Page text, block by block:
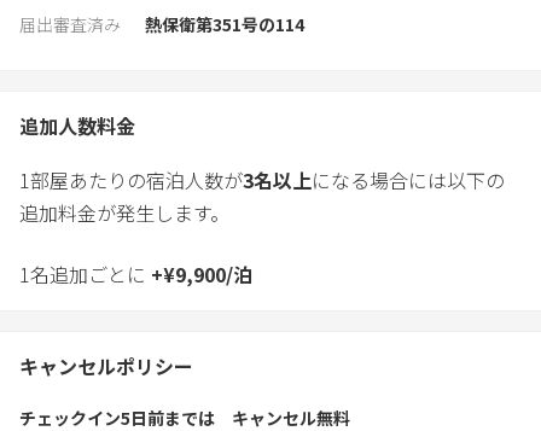
届出審査済み
熱保衛第351号の114
追加人数料金
1部屋あたりの宿泊人数が3名以上になる場合には以下の
追加料金が発生します。
1名追加ごとに +¥9,900/泊
キャンセルポリシー
チェックイン5日前までは
キャンセル無料